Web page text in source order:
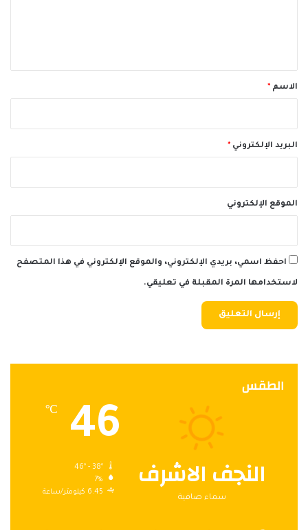
*الاسم *
البريد الإلكتروني *
الموقع الإلكتروني
احفظ اسمي، بريدي الإلكتروني، والموقع الإلكتروني في هذا المتصفح
لاستخدامها المرة المقبلة في تعليقي.
الطقس
النجف الاشرف
سماء صافية
46
℃
7%
6.45 كيلومتر/ساعة